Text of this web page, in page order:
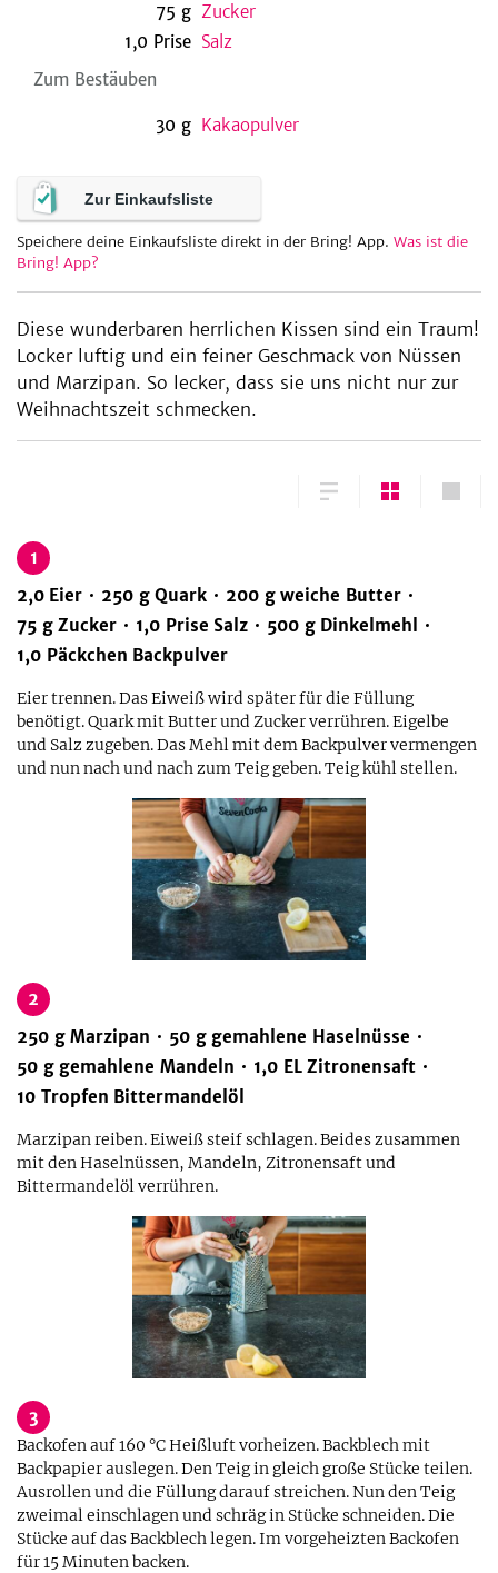
75 g Zucker
1,0 Prise Salz
Zum Bestäuben
30 g Kakaopulver
Zur Einkaufsliste
Speichere deine Einkaufsliste direkt in der Bring! App. Was ist die
Bring! App?
Diese wunderbaren herrlichen Kissen sind ein Traum!
Locker luftig und ein feiner Geschmack von Nüssen
und Marzipan. So lecker, dass sie uns nicht nur zur
Weihnachtszeit schmecken.
1
2,0 Eier 250 g Quark 200 g weiche Butter
75 g Zucker 1,0 Prise Salz 500 g Dinkelmehl
1,0 Päckchen Backpulver
Eier trennen. Das Eiweiß wird später für die Füllung
benötigt. Quark mit Butter und Zucker verrühren. Eigelbe
und Salz zugeben. Das Mehl mit dem Backpulver vermengen
und nun nach und nach zum Teig geben. Teig kühl stellen.
2
250 g Marzipan 50 g gemahlene Haselnüsse
50 g gemahlene Mandeln 1,0 EL Zitronensaft
10 Tropfen Bittermandelöl
Marzipan reiben. Eiweiß steif schlagen. Beides zusammen
mit den Haselnüssen, Mandeln, Zitronensaft und
Bittermandelöl verrühren.
3
Backofen auf 160 °C Heißluft vorheizen. Backblech mit
Backpapier auslegen. Den Teig in gleich große Stücke teilen.
Ausrollen und die Füllung darauf streichen. Nun den Teig
zweimal einschlagen und schräg in Stücke schneiden. Die
Stücke auf das Backblech legen. Im vorgeheizten Backofen
für 15 Minuten backen.